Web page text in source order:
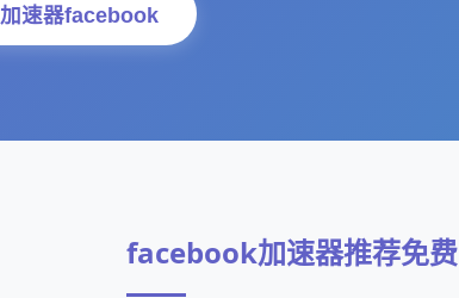
加速器facebook
facebook加速器推荐免费